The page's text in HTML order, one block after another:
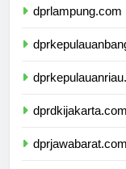
dprlampung.com
dprdkijakarta.com
dprjawabarat.com